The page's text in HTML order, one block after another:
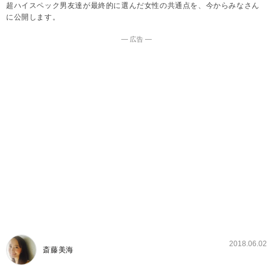
超ハイスペック男友達が最終的に選んだ女性の共通点を、今からみなさん
に公開します。
― 広告 ―
斎藤美海
2018.06.02